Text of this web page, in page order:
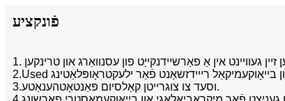
פֿונקציע
3.וסעד צו צוגרייטן קאַלסיום פּאַנטאָטהענאַטע.